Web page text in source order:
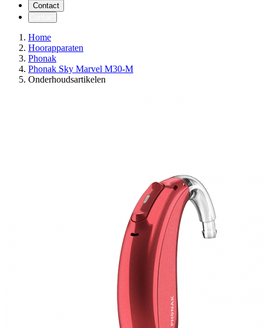
Contact
Home
Hoorapparaten
Phonak
Phonak Sky Marvel M30-M
Onderhoudsartikelen